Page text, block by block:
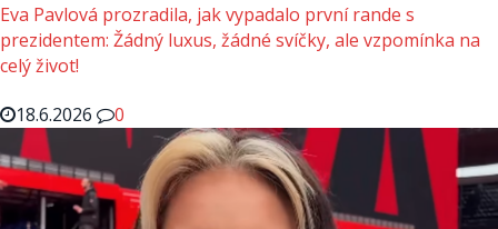
Eva Pavlová prozradila, jak vypadalo první rande s
prezidentem: Žádný luxus, žádné svíčky, ale vzpomínka na
celý život!
18.6.2026
0